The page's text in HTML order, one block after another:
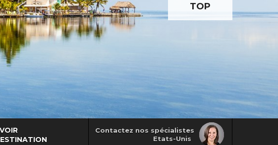
TOP
Contactez nos spécialistes
Etats-Unis